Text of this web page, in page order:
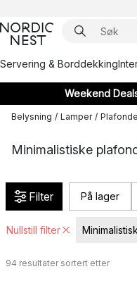
Servering & Borddekking
Weekend
Belysning / Lamper /
Minimalistiske
Filter På lager
Nullstill filter Minimalistisk
94 resultater sortert etter